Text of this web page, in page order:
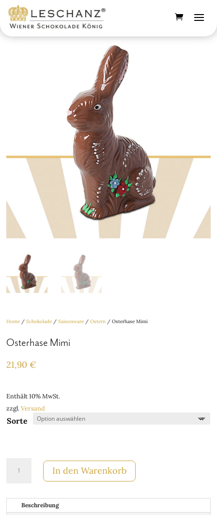
Home /Schokolade /Saisonware /Ostern / Osterhase Mimi
Osterhase Mimi
21,90€
Enthält 10% MwSt.
zzgl.Versand
Sorte
Menge
In den Warenkorb
Beschreibung